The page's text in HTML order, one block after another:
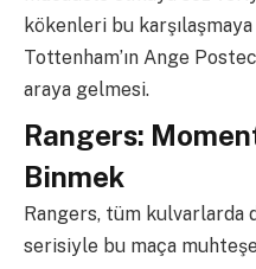
kökenleri bu
Tottenham’ın Ange
araya gelmesi.
Rangers:
Binmek
Rangers, tüm kulvarlarda
serisiyle bu maça